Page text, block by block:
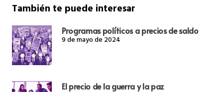
También te puede interesar
Programas políticos a precios de saldo
9 de mayo de 2024
El precio de la guerra y la paz